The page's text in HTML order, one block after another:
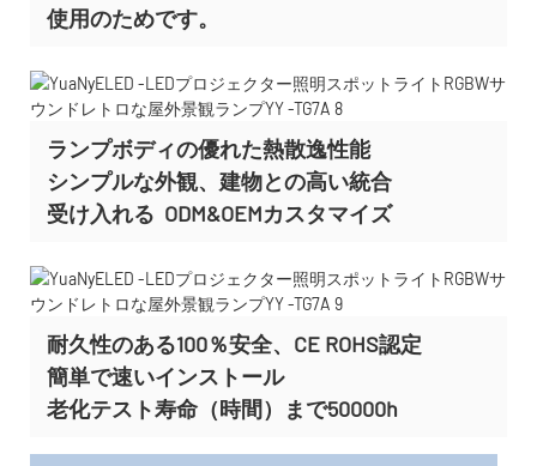
使用のためです。
ランプボディの優れた熱散逸性能
シンプルな外観、建物との高い統合
受け入れる ODM&OEMカスタマイズ
耐久性のある100％安全、CE ROHS認定
簡単で速いインストール
老化テスト寿命（時間）まで50000h